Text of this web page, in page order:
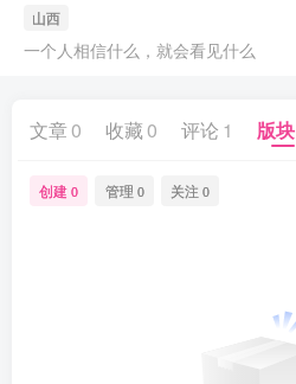
山西
一个人相信什么，就会看见什么
文章0 收藏 0 评论 1 版块
创建 0 管理 0 关注 0